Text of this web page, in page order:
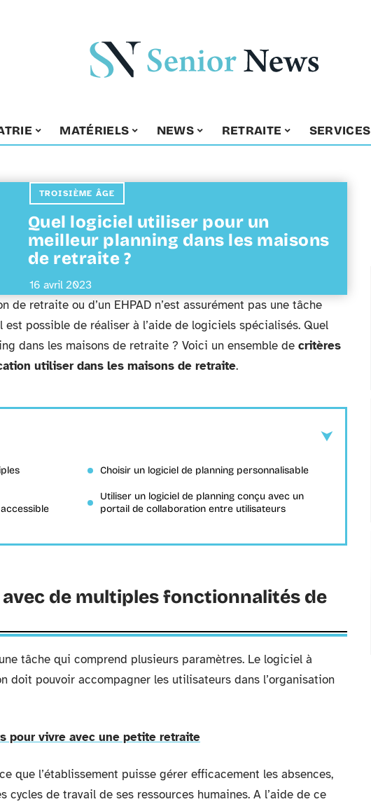
MATÉRIELS NEWS RETRAITE SERVICES
TROISIÈME ÂGE
Quel logiciel utiliser pour un
meilleur planning dans les maisons
de retraite ?
16 avril 2023
de retraite ou d’un EHPAD n’est assurément pas une tâche
est possible de réaliser à l’aide de logiciels spécialisés. Quel
dans les maisons de retraite ? Voici un ensemble de critères
utiliser dans les maisons de retraite.
Choisir un logiciel de planning personnalisable
Utiliser un logiciel de planning conçu avec un
portail de collaboration entre utilisateurs
de multiples fonctionnalités de
tâche qui comprend plusieurs paramètres. Le logiciel à
doit pouvoir accompagner les utilisateurs dans l’organisation
pour vivre avec une petite retraite
que l’établissement puisse gérer efficacement les absences,
cycles de travail de ses ressources humaines. A l’aide de ce